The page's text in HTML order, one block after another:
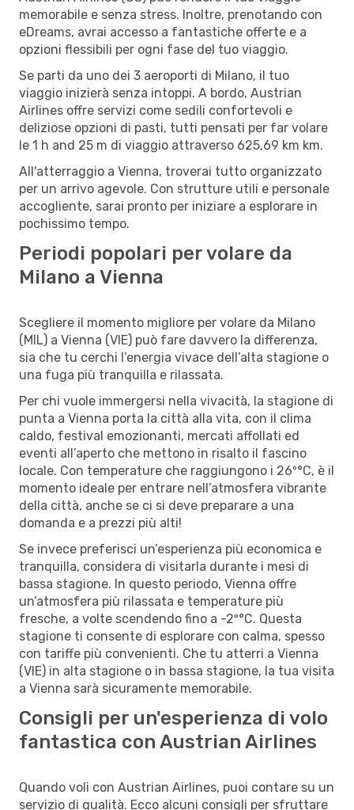
memorabile e senza stress. Inoltre, prenotando con
eDreams, avrai accesso a fantastiche offerte e a
opzioni flessibili per ogni fase del tuo viaggio.
Se parti da uno dei 3 aeroporti di Milano, il tuo
viaggio inizierà senza intoppi. A bordo, Austrian
Airlines offre servizi come sedili confortevoli e
deliziose opzioni di pasti, tutti pensati per far volare
le 1 h and 25 m di viaggio attraverso 625,69 km km.
All'atterraggio a Vienna, troverai tutto organizzato
per un arrivo agevole. Con strutture utili e personale
accogliente, sarai pronto per iniziare a esplorare in
pochissimo tempo.
Periodi popolari per volare da
Milano a Vienna
Scegliere il momento migliore per volare da Milano
(MIL) a Vienna (VIE) può fare davvero la differenza,
sia che tu cerchi l’energia vivace dell’alta stagione o
una fuga più tranquilla e rilassata.
Per chi vuole immergersi nella vivacità, la stagione di
punta a Vienna porta la città alla vita, con il clima
caldo, festival emozionanti, mercati affollati ed
eventi all’aperto che mettono in risalto il fascino
locale. Con temperature che raggiungono i 26º°C, è il
momento ideale per entrare nell’atmosfera vibrante
della città, anche se ci si deve preparare a una
domanda e a prezzi più alti!
Se invece preferisci un’esperienza più economica e
tranquilla, considera di visitarla durante i mesi di
bassa stagione. In questo periodo, Vienna offre
un’atmosfera più rilassata e temperature più
fresche, a volte scendendo fino a -2º°C. Questa
stagione ti consente di esplorare con calma, spesso
con tariffe più convenienti. Che tu atterri a Vienna
(VIE) in alta stagione o in bassa stagione, la tua visita
a Vienna sarà sicuramente memorabile.
Consigli per un'esperienza di volo
fantastica con Austrian Airlines
Quando voli con Austrian Airlines, puoi contare su un
servizio di qualità. Ecco alcuni consigli per sfruttare